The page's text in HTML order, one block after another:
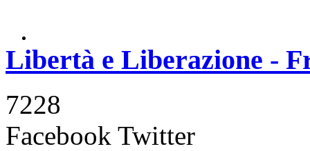
Libertà e Liberazione -
7228
Facebook Twitter